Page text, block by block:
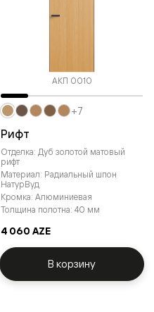
АКП 0010
Рифт
Отделка: Дуб золотой матовый
рифт
Материал: Радиальный шпон
НатурВуд
Кромка: Алюминиевая
Толщина полотна: 40 мм
4 060 AZE
+7
В корзину